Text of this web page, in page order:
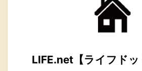
LIFE.net【ライフドッ